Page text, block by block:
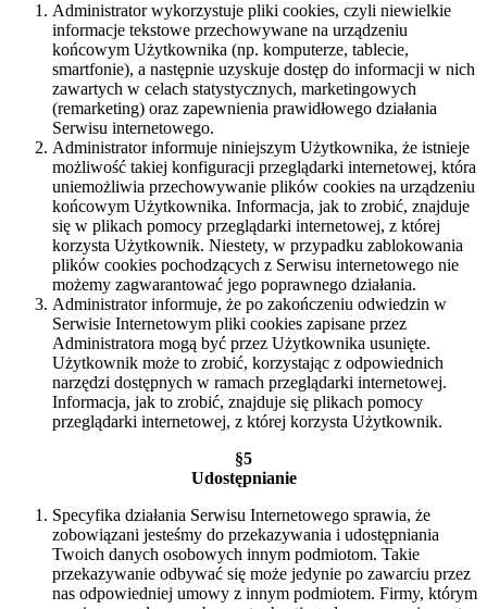
Administrator wykorzystuje pliki cookies, czyli niewielkie
informacje tekstowe przechowywane na urządzeniu
końcowym Użytkownika (np. komputerze, tablecie,
smartfonie), a następnie uzyskuje dostęp do informacji w nich
zawartych w celach statystycznych, marketingowych
(remarketing) oraz zapewnienia prawidłowego działania
Serwisu internetowego.
Administrator informuje niniejszym Użytkownika, że istnieje
możliwość takiej konfiguracji przeglądarki internetowej, która
uniemożliwia przechowywanie plików cookies na urządzeniu
końcowym Użytkownika. Informacja, jak to zrobić, znajduje
się w plikach pomocy przeglądarki internetowej, z której
korzysta Użytkownik. Niestety, w przypadku zablokowania
plików cookies pochodzących z Serwisu internetowego nie
możemy zagwarantować jego poprawnego działania.
Administrator informuje, że po zakończeniu odwiedzin w
Serwisie Internetowym pliki cookies zapisane przez
Administratora mogą być przez Użytkownika usunięte.
Użytkownik może to zrobić, korzystając z odpowiednich
narzędzi dostępnych w ramach przeglądarki internetowej.
Informacja, jak to zrobić, znajduje się plikach pomocy
przeglądarki internetowej, z której korzysta Użytkownik.
§5
Udostępnianie
Specyfika działania Serwisu Internetowego sprawia, że
zobowiązani jesteśmy do przekazywania i udostępniania
Twoich danych osobowych innym podmiotom. Takie
przekazywanie odbywać się może jedynie po zawarciu przez
nas odpowiedniej umowy z innym podmiotem. Firmy, którym